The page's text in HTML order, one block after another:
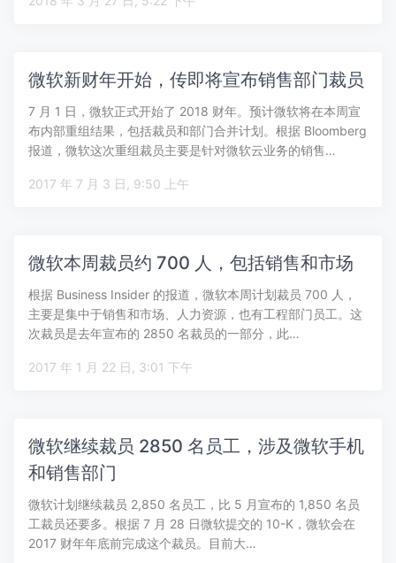
微软新财年开始，传即将宣布销售部门裁员
7 月 1 日，微软正式开始了 2018 财年。预计微软将在本周宣
布内部重组结果，包括裁员和部门合并计划。根据 Bloomberg
报道，微软这次重组裁员主要是针对微软云业务的销售…
2017 年 7 月 3 日, 9:50 上午
微软本周裁员约 700 人，包括销售和市场
根据 Business Insider 的报道，微软本周计划裁员 700 人，
主要是集中于销售和市场、人力资源，也有工程部门员工。这
次裁员是去年宣布的 2850 名裁员的一部分，此…
2017 年 1 月 22 日, 3:01 下午
微软继续裁员 2850 名员工，涉及微软手机
和销售部门
微软计划继续裁员 2,850 名员工，比 5 月宣布的 1,850 名员
工裁员还要多。根据 7 月 28 日微软提交的 10-K，微软会在
2017 财年年底前完成这个裁员。目前大…